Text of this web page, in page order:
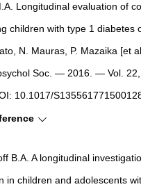
Longitudinal evaluation of
children with type 1 diabetes
N. Mauras, P. Mazaika [et
Soc. — 2016. — Vol.
10.1017/
B.A. A longitudinal
in children and adolescents